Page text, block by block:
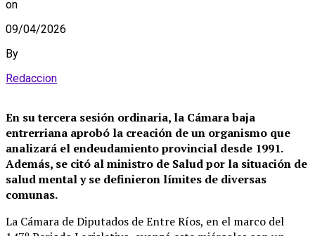
on
09/04/2026
By
Redaccion
En su tercera sesión ordinaria, la Cámara baja
entrerriana aprobó la creación de un organismo que
analizará el endeudamiento provincial desde 1991.
Además, se citó al ministro de Salud por la situación de
salud mental y se definieron límites de diversas
comunas.
La Cámara de Diputados de Entre Ríos, en el marco del